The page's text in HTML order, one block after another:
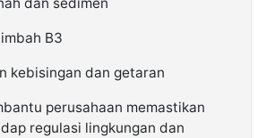
B3
kebisingan dan getaran
perusahaan memastikan
regulasi lingkungan dan